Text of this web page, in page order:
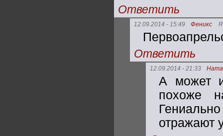
Ответить
12.09.2014 - 15:49 Феникс
Ответить
12.09.2014 - 21:33
А может
похоже
отражают